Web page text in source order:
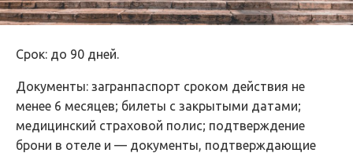
Срок: до 90 дней.
Документы: загранпаспорт сроком действия не
менее 6 месяцев; билеты с закрытыми датами;
медицинский страховой полис; подтверждение
брони в отеле и — документы, подтверждающие